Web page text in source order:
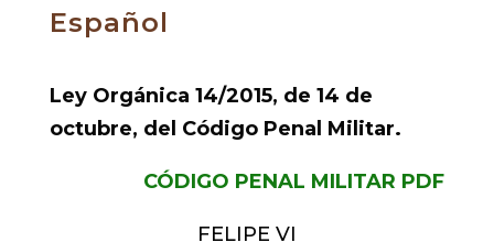
Español
Ley Orgánica 14/2015, de 14 de
octubre, del Código Penal Militar.
CÓDIGO PENAL MILITAR PDF
FELIPE VI